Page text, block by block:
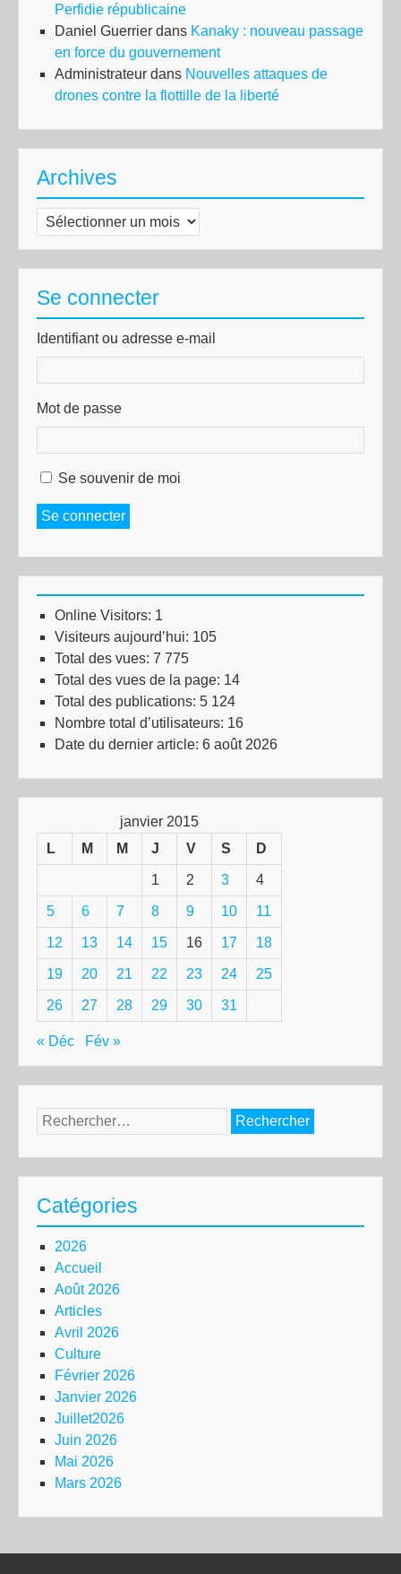
Perfidie républicaine
Daniel Guerrier dans Kanaky : nouveau passage
en force du gouvernement
Administrateur dans Nouvelles attaques de
drones contre la flottille de la liberté
Archives
Archives
Se connecter
Identifiant ou adresse e-mail
Mot de passe
Se souvenir de moi
Se connecter
Online Visitors: 1
Visiteurs aujourd’hui: 105
Total des vues: 7 775
Total des vues de la page: 14
Total des publications: 5 124
Nombre total d’utilisateurs: 16
Date du dernier article: 6 août 2026
janvier 2015
L
M M J V S D
1 2 3 4
5 6 7 8 9 10 11
12 13 14 15 16 17 18
19 20 21 22 23 24 25
26 27 28 29 30 31
« Déc Fév »
Rechercher :
Catégories
2026
Accueil
Août 2026
Articles
Avril 2026
Culture
Février 2026
Janvier 2026
Juillet2026
Juin 2026
Mai 2026
Mars 2026